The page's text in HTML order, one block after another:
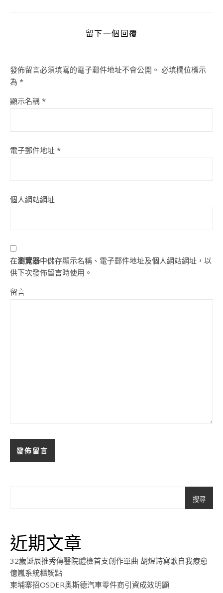
留下一個回覆
發佈留言必須填寫的電子郵件地址不會公開。 必填欄位標示
為 *
顯示名稱 *
電子郵件地址 *
個人網站網址
在瀏覽器中儲存顯示名稱、電子郵件地址及個人網站網址，以
供下次發佈留言時使用。
留言
搜尋
近期文章
32歲誕辰推秀傳醫院體檢首支創作單曲 胡煜詩寫歌自我療愈
億嵐系統櫃觸點
柬埔寨招OSDER奧斯德汽車零件商引資成效明顯